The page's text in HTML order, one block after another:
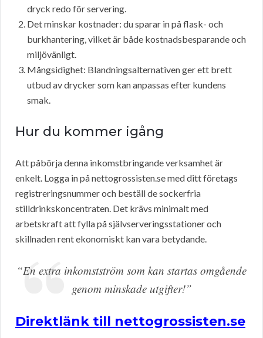
dryck redo för servering.
Det minskar kostnader: du sparar in på flask- och
burkhantering, vilket är både kostnadsbesparande och
miljövänligt.
Mångsidighet: Blandningsalternativen ger ett brett
utbud av drycker som kan anpassas efter kundens
smak.
Hur du kommer igång
Att påbörja denna inkomstbringande verksamhet är
enkelt. Logga in på nettogrossisten.se med ditt företags
registreringsnummer och beställ de sockerfria
stilldrinkskoncentraten. Det krävs minimalt med
arbetskraft att fylla på självserveringsstationer och
skillnaden rent ekonomiskt kan vara betydande.
“En extra inkomstström som kan startas omgående
genom minskade utgifter!”
Direktlänk till nettogrossisten.se